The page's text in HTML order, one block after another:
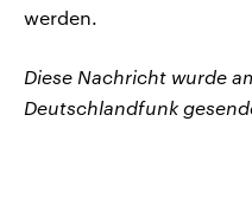
werden.
Diese Nachricht wurde
Deutschlandfunk